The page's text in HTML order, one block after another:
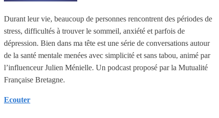
Durant leur vie, beaucoup de personnes rencontrent des périodes de
stress, difficultés à trouver le sommeil, anxiété et parfois de
dépression. Bien dans ma tête est une série de conversations autour
de la santé mentale menées avec simplicité et sans tabou, animé par
l’influenceur Julien Ménielle. Un podcast proposé par la Mutualité
Française Bretagne.
Ecouter